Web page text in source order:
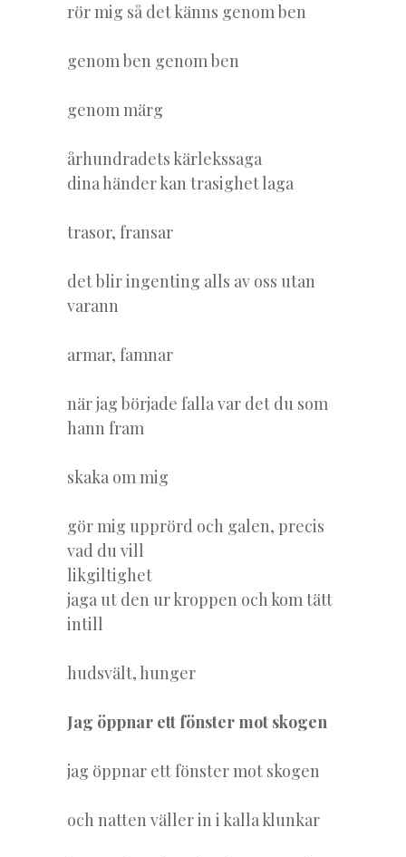
rör mig så det känns genom ben
genom ben genom ben
genom märg
århundradets kärlekssaga
dina händer kan trasighet laga
trasor, fransar
det blir ingenting alls av oss utan
varann
armar, famnar
när jag började falla var det du som
hann fram
skaka om mig
gör mig upprörd och galen, precis
vad du vill
likgiltighet
jaga ut den ur kroppen och kom tätt
intill
hudsvält, hunger
Jag öppnar ett fönster mot skogen
jag öppnar ett fönster mot skogen
och natten väller in i kalla klunkar